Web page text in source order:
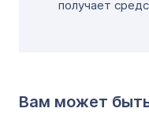
получает
Вам может